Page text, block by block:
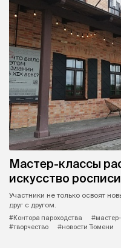
Мастер-классы
искусство
Участники не только освоят
друг с другом.
#Контора пароходства
#творчество
#новости Тюмени